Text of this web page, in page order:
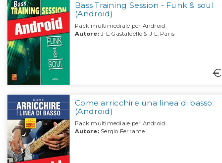
Bass Training Session - Funk & soul
(Android)
Pack multimediale per Android
Autore:J-L. Gastaldello & J-L. Paris
Come arricchire una linea di basso
(Android)
Pack multimediale per Android
Autore:Sergio Ferrante